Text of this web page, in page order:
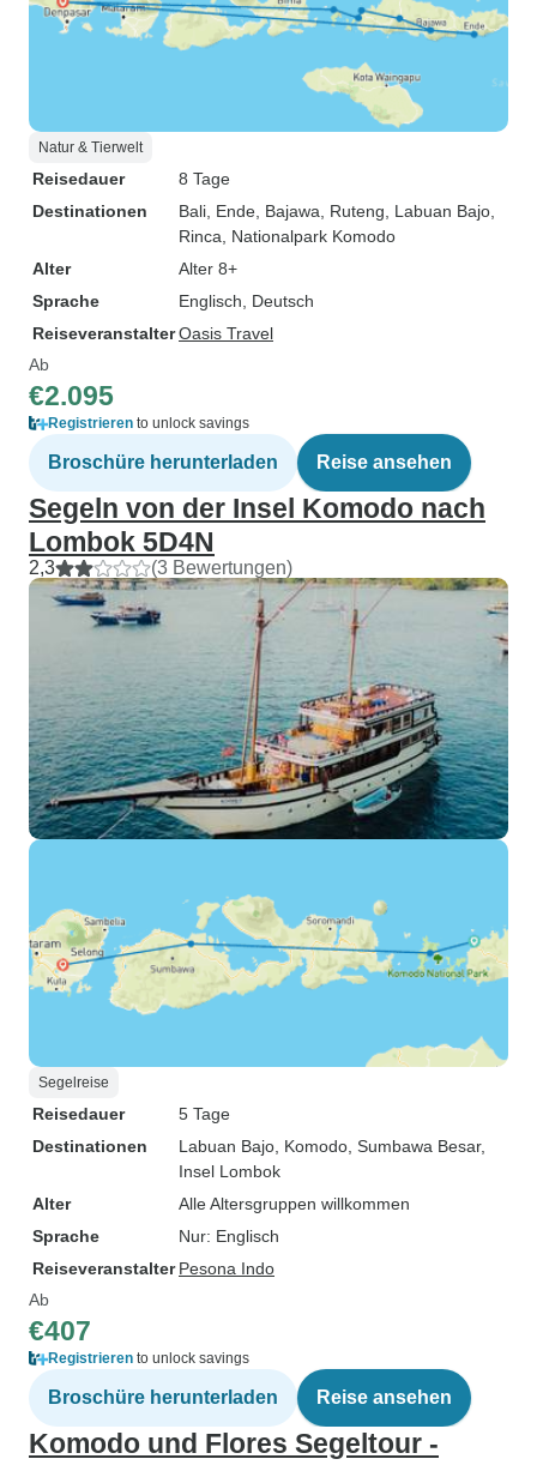
Natur & Tierwelt
Reisedauer
8 Tage
Destinationen
Bali , Ende , Bajawa , Ruteng , Labuan Bajo
Rinca , Nationalpark Komodo
Alter
Alter 8+
Sprache
Englisch, Deutsch
ReiseveranstalterOasis Travel
Ab
€2.095
Registrieren to unlock savings
Broschüre herunterladen Reise ansehen
Segeln von der Insel Komodo nach
Lombok 5D4N
2,3 (3 Bewertungen)
Segelreise
Reisedauer
5 Tage
Destinationen
Labuan Bajo , Komodo , Sumbawa Besar,
Insel Lombok
Alter
Alle Altersgruppen willkommen
Sprache
Nur: Englisch
Reiseveranstalter Pesona Indo
Ab
€407
Registrieren to unlock savings
Broschüre herunterladen Reise ansehen
Komodo und Flores Segeltour -